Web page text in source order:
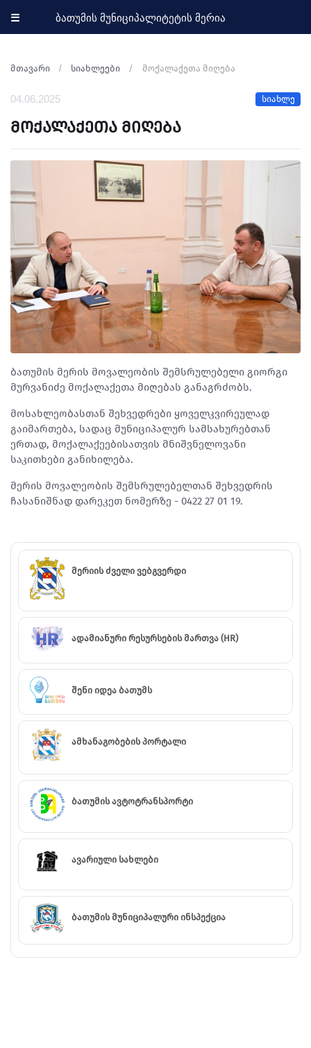
☰ ბათუმის მუნიციპალიტეტის მერია
მთავარი სიახლეები მოქალაქეთა მიღება
04.06.2025 სიახლე
მოქალაქეთა მიღება
ბათუმის მერის მოვალეობის შემსრულებელი გიორგი
მურვანიძე მოქალაქეთა მიღებას განაგრძობს.
მოსახლეობასთან შეხვედრები ყოველკვირეულად
გაიმართება, სადაც მუნიციპალურ სამსახურებთან
ერთად, მოქალაქეებისათვის მნიშვნელოვანი
საკითხები განიხილება.
მერის მოვალეობის შემსრულებელთან შეხვედრის
ჩასანიშნად დარეკეთ ნომერზე - 0422 27 01 19.
მერიის ძველი ვებგვერდი
ადამიანური რესურსების მართვა (HR)
შენი იდეა ბათუმს
ამხანაგობების პორტალი
ბათუმის ავტოტრანსპორტი
ავარიული სახლები
ბათუმის მუნიციპალური ინსპექცია